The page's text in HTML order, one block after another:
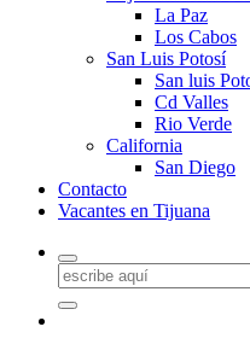
La Paz
Los Cabos
San Luis Potosí
San luis
Cd Valles
Rio Verde
California
San Diego
Contacto
Vacantes en Tijuana